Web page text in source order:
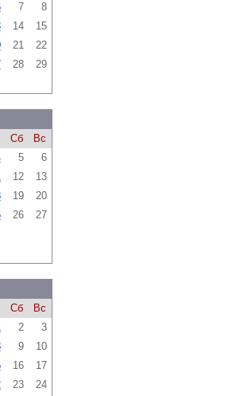
7
8
14
15
21
22
28
29
Сб
Вс
5
6
12
13
19
20
26
27
Сб
Вс
2
3
9
10
16
17
23
24